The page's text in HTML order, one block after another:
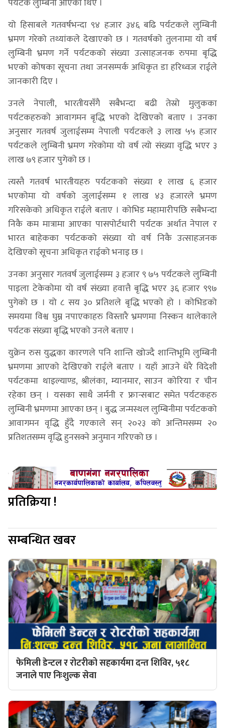
पर्यटक लुम्बिनी आएका थिए ।
यो हिसाबले गतवर्षभन्दा ९४ हजार ३४६ बढि पर्यटकले लुम्बिनी
भ्रमण गरेको तथ्यांकले देखाएको छ । गतवर्षको तुलनामा यो वर्ष
लुम्बिनी भ्रमण गर्ने पर्यटकको संख्या उत्साहजनक रुपमा बृद्धि
भएको कोषका सूचना तथा जनसम्पर्क अधिकृत डा हरिध्वज राईले
जानकारी दिए ।
उनले नेपाली, भारतीयसँगै सबैभन्दा बढी तेस्रो मुलुकका
पर्यटकहरुको आवागमन बृद्धि भएको देखिएको बताए । उनका
अनुसार गतवर्ष जुलाईसम्म नेपाली पर्यटकले ३ लाख ५५ हजार
पर्यटकले लुम्बिनी भ्रमण गरेकोमा यो वर्ष त्यो संख्या वृद्धि भएर ३
लाख ७९ हजार पुगेको छ ।
त्यस्तै गतवर्ष भारतीयहरु पर्यटकको संख्या १ लाख ६ हजार
भएकोमा यो वर्षको जुलाईसम्म १ लाख ४३ हजारले भ्रमण
गरिसकेको अधिकृत राईले बताए । कोभिड महामारीपछि सबैभन्दा
निकै कम मात्रामा आएका पासपोर्टधारी पर्यटक अर्थात नेपाल र
भारत बाहेकका पर्यटकको संख्या यो वर्ष निकै उत्साहजनक
देखिएको सूचना अधिकृत राईको भनाइ छ ।
उनका अनुसार गतवर्ष जुलाईसम्म ३ हजार ९ ७५ पर्यटकले लुम्बिनी
पाइला टेकेकोमा यो वर्ष संख्या हवात्तै बृद्धि भएर ३६ हजार ९९७
पुगेको छ । यो ८ सय ३० प्रतिशले बृद्धि भएको हो । कोभिडको
समयमा विश्व घुम्न नपाएकाहरु विस्तारै भ्रमणमा निस्कन थालेकाले
पर्यटक संख्या बृद्धि भएको उनले बताए ।
युक्रेन रुस युद्धका कारणले पनि शान्ति खोज्दै शान्तिभूमि लुम्बिनी
भ्रमणमा आएको देखिएको राईले बताए । यहाँ आउने धेरै विदेशी
पर्यटकमा थाइल्याण्ड, श्रीलंका, म्यानमार, साउन कोरिया र चीन
रहेका छन् । यसका साथै जर्मनी र फ्रान्सबाट समेत पर्यटकहरु
लुम्बिनी भ्रमणमा आएका छन् । बुद्ध जन्मस्थल लुम्बिनीमा पर्यटकको
आवागमन वृद्धि हुँदै गएकाले सन् २०२३ को अन्तिमसम्म २०
प्रतिशतसम्म वृद्धि हुनसक्ने अनुमान गरिएको छ ।
प्रतिक्रिया !
सम्बन्धित खबर
फेमिली डेन्टल र रोटरीको सहकार्यमा दन्त शिविर, ५१८
जनाले पाए निःशुल्क सेवा